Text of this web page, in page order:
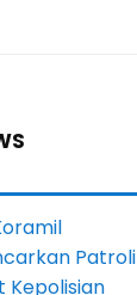
Patroli
Kepolisian